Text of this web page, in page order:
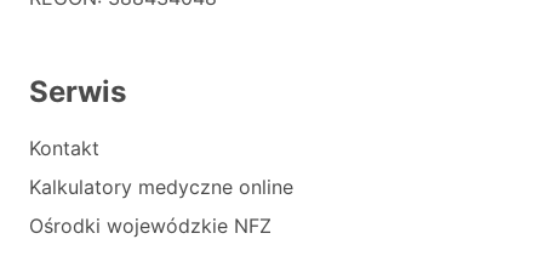
Serwis
Kontakt
Kalkulatory medyczne online
Ośrodki wojewódzkie NFZ